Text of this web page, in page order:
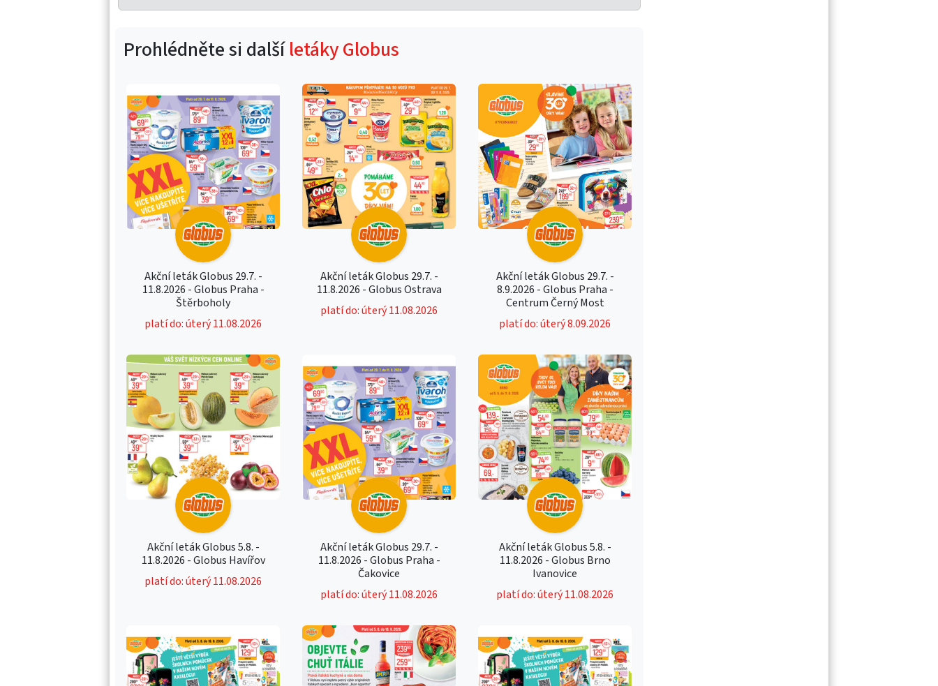
Prohlédněte si dalšíletáky Globus
Akční leták Globus 29.7. -
11.8.2026 - Globus Praha -
Štěrboholy
platí do: úterý 11.08.2026
Akční leták Globus 29.7. -
11.8.2026 - Globus Ostrava
platí do: úterý 11.08.2026
Akční leták Globus 29.7. -
8.9.2026 - Globus Praha -
Centrum Černý Most
platí do: úterý 8.09.2026
Akční leták Globus 5.8. -
11.8.2026 - Globus Havířov
platí do: úterý 11.08.2026
Akční leták Globus 29.7. -
11.8.2026 - Globus Praha -
Čakovice
platí do: úterý 11.08.2026
Akční leták Globus 5.8. -
11.8.2026 - Globus Brno
Ivanovice
platí do: úterý 11.08.2026